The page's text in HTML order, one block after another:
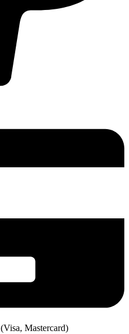
(Visa, Mastercard)